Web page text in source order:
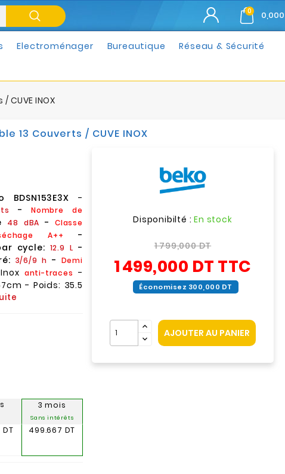
0
Electroménager Bureautique Réseau & Sécurité
CUVE INOX
13 Couverts / CUVE INOX
-
-
Nombre de
48 dBA - Classe
A++
-
cycle: 12.9 L -
3/6/9 h - Demi
anti-traces -
- Poids: 35.5
Disponibilté :En stock
1 799,000 DT
1 499,000 DT TTC
Économisez 300,000 DT
AJOUTER AU PANIER
3 mois
Sans intérêts
499.667 DT